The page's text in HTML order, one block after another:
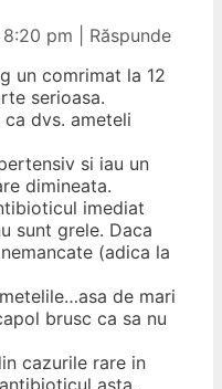
pm
Răspunde
un comrimat la 12
serioasa.
dvs. ameteli
si iau un
dimineata.
imediat
sunt grele. Daca
(adica la
de mari
brusc ca sa nu
cazurile rare in
asta.